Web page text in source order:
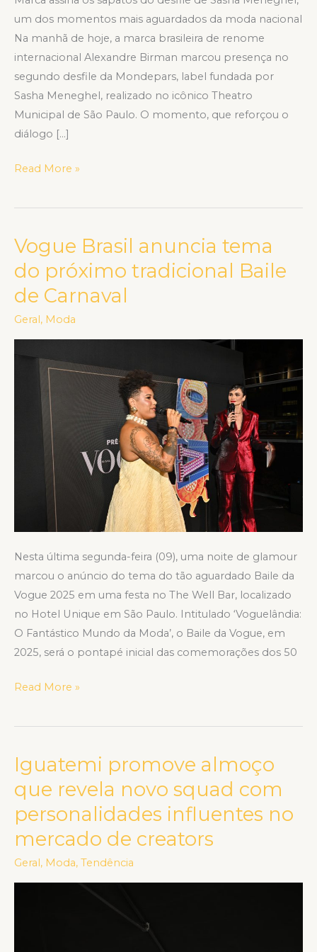
um dos momentos mais aguardados da moda nacional
Na manhã de hoje, a marca brasileira de renome
internacional Alexandre Birman marcou presença no
segundo desfile da Mondepars, label fundada por
Sasha Meneghel, realizado no icônico Theatro
Municipal de São Paulo. O momento, que reforçou o
diálogo […]
Read More »
Vogue Brasil anuncia tema
do próximo tradicional Baile
de Carnaval
Geral, Moda
Nesta última segunda-feira (09), uma noite de glamour
marcou o anúncio do tema do tão aguardado Baile da
Vogue 2025 em uma festa no The Well Bar, localizado
no Hotel Unique em São Paulo. Intitulado ‘Voguelândia:
O Fantástico Mundo da Moda’, o Baile da Vogue, em
2025, será o pontapé inicial das comemorações dos 50
Vogue
Brasil
anuncia
tema
do
próximo
tradicional
Carnaval
Read More »
Iguatemi promove almoço
que revela novo squad com
personalidades influentes no
mercado de creators
Geral, Moda, Tendência
Iguatemi
almoço
que
revela
novo